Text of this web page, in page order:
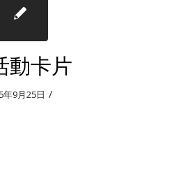
動卡片
年9月25日 /